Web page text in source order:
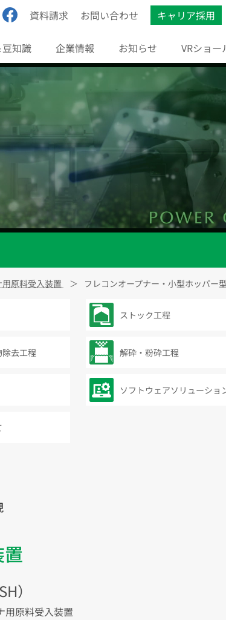
資料請求 お問い合わせ キャリア採用
知識 企業情報 お知らせ VRショー
原料受入装置 フレコンオープナー・小型ホッパー型
ストック工程
去工程 解砕・粉砕工程
ソフトウェアソリューショ
）
用原料受入装置